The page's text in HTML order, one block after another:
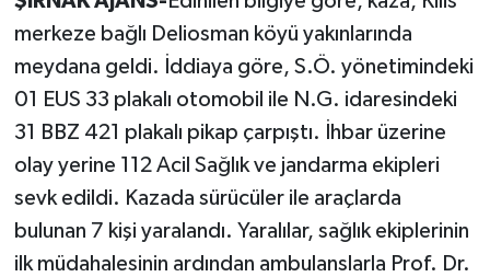
merkeze bağlı Deliosman köyü yakınlarında
meydana geldi. İddiaya göre, S.Ö. yönetimindeki
01 EUS 33 plakalı otomobil ile N.G. idaresindeki
31 BBZ 421 plakalı pikap çarpıştı. İhbar üzerine
olay yerine 112 Acil Sağlık ve jandarma ekipleri
sevk edildi. Kazada sürücüler ile araçlarda
bulunan 7 kişi yaralandı. Yaralılar, sağlık ekiplerinin
ilk müdahalesinin ardından ambulanslarla Prof. Dr.